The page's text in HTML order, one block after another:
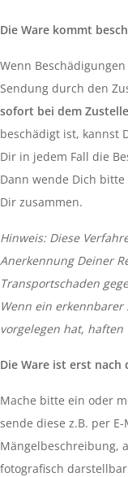
Die Ware kommt
Wenn
Sendung durch den
sofort bei dem
beschädigt ist, kannst
Dir in jedem Fall die
Dann wende Dich
Dir zusammen.
Hinweis: Diese
Anerkennung Deiner
Transportschaden
Wenn ein erkennbarer
vorgelegen hat,
Die Ware ist erst nach
Mache bitte ein oder
sende diese z.B. per
Mängelbeschreibung,
fotografisch